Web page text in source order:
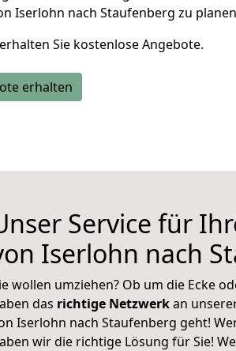
Iserlohn nach Staufenberg zu
Sie kostenlose Angebote.
erhalten
Service für
Iserlohn nach
wollen umziehen? Ob um die Ecke
das richtige Netzwerkan
Iserlohn nach Staufenberg geht!
wir die richtige Lösung für Sie!